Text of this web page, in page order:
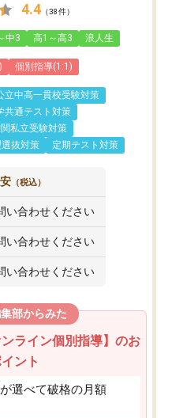
4.4 （38件）
中3 高1～高3 浪人生
個別指導(1:1)
立中高一貫校受験対策
共通テスト対策
私立受験対策
抜対策
定期テスト対策
（税込）
い合わせください
い合わせください
い合わせください
部からみた
ライン個別指導】のお
ント
選べて破格の月額